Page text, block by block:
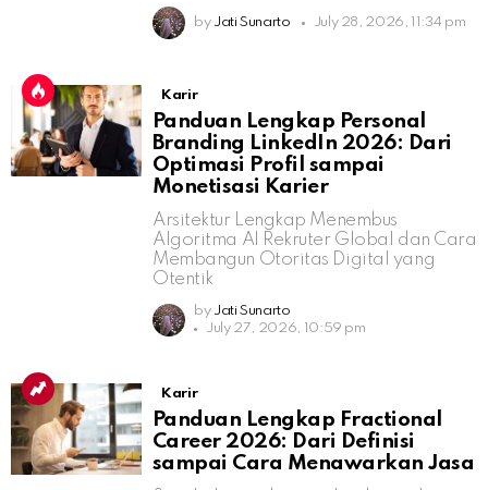
by Jati Sunarto July 28, 2026, 11:34 pm
Karir
Panduan Lengkap Personal
Branding LinkedIn 2026: Dari
Optimasi Profil sampai
Monetisasi Karier
Arsitektur Lengkap Menembus
Algoritma AI Rekruter Global dan Cara
Membangun Otoritas Digital yang
Otentik
by Jati Sunarto
July 27, 2026, 10:59 pm
Karir
Panduan Lengkap Fractional
Career 2026: Dari Definisi
sampai Cara Menawarkan Jasa